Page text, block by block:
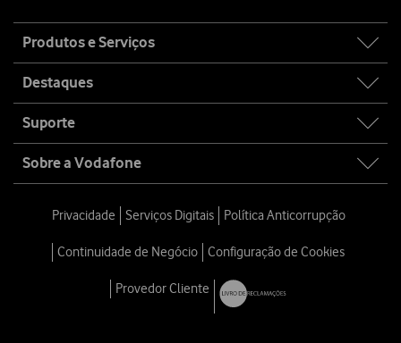
map
Produtos e Serviços
Destaques
Suporte
Sobre a Vodafone
Privacidade Serviços Digitais Política Anticorrupção
Continuidade de Negócio Configuração de Cookies
Provedor Cliente